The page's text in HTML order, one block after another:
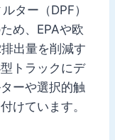
ター（DPF）
め、EPAや欧
出量を削減す
トラックにデ
ーや選択的触
けています。